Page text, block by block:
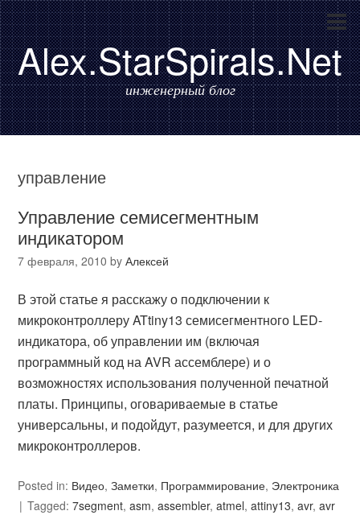
Alex.StarSpirals.Net
инженерный блог
управление
Управление семисегментным
индикатором
7 февраля, 2010 byАлексей
В этой статье я расскажу о подключении к
микроконтроллеру ATtiny13 семисегментного LED-
индикатора, об управлении им (включая
программный код на AVR ассемблере) и о
возможностях использования полученной печатной
платы. Принципы, оговариваемые в статье
универсальны, и подойдут, разумеется, и для других
микроконтроллеров.
Posted in: Видео,Заметки, Программирование, Электроника
Tagged:7segment,asm,assembler,atmel,attiny13,avr,avr